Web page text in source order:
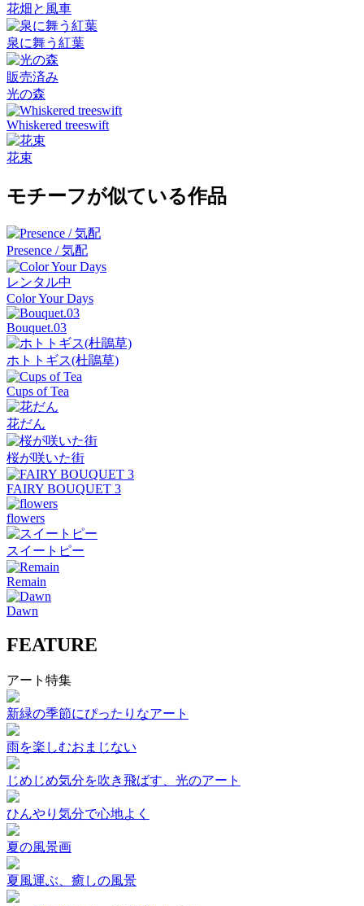
花畑と風車
泉に舞う紅葉
販売済み
光の森
Whiskered treeswift
花束
モチーフが似ている作品
Presence / 気配
レンタル中
Color Your Days
Bouquet.03
ホトトギス(杜鵑草)
Cups of Tea
花だん
桜が咲いた街
FAIRY BOUQUET 3
flowers
スイートピー
Remain
Dawn
FEATURE
アート特集
新緑の季節にぴったりなアート
雨を楽しむおまじない
じめじめ気分を吹き飛ばす、光のアート
ひんやり気分で心地よく
夏の風景画
夏風運ぶ、癒しの風景